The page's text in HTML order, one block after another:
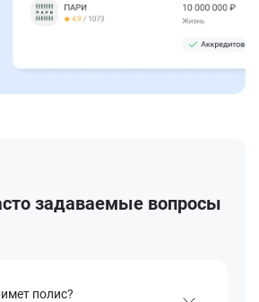
задаваемые вопросы
полис?